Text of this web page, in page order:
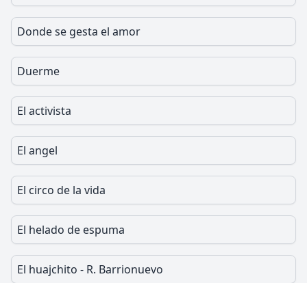
Donde se gesta el amor
Duerme
El activista
El angel
El circo de la vida
El helado de espuma
El huajchito - R. Barrionuevo